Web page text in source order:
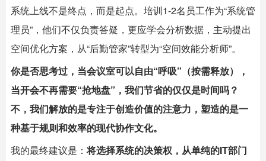
系统上线不是终点，而是起点。培训1-2名员工作为“系统管
理员”，他们不仅负责答疑，更应学会分析数据，主动提出
空间优化方案，从“后勤管家”转型为“空间效能分析师”。
你是否思考过，当会议室可以自由“呼吸”（按需释放），
当开会不再需要“抢地盘”，我们节省的仅仅是时间吗？
不，我们解放的是专注于创造价值的注意力，塑造的是一
种基于规则和效率的现代协作文化。
我的最终建议是：将选择系统的决策权，从单纯的IT部门